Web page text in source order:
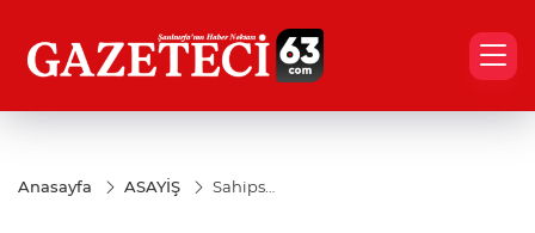
Anasayfa ASAYİŞ
Sahipsiz